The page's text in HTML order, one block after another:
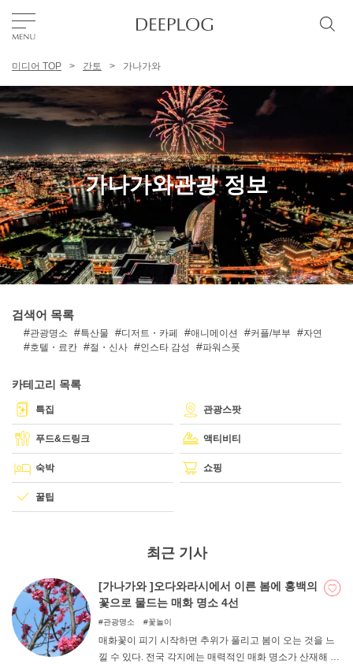
TOP
에리어
카테고리
한국어
DEEPLOG란
개인 정보보호
회사개요
미디어 TOP 간토 가나가와
가나가와관광 정보
검색어 목록
관광명소 특산물 디저트・카페 애니메이션 커플/부부
자연
호텔・료칸
절・신사 인스타 감성 파워스폿
카테고리 목록
특집 관광스팟
푸드&드링크 액티비티
숙박 쇼핑
꿀팁
최근 기사
[가나가와 ]오다와라시에서 이른 봄에 홍백의
꽃으로 물드는 매화 명소 4선
관광명소 꽃놀이
매화꽃이 피기 시작하면 추위가 풀리고 봄이 오는 것을 느
낄 수 있다. 전국 각지에는 매력적인 매화 명소가 산재해 있